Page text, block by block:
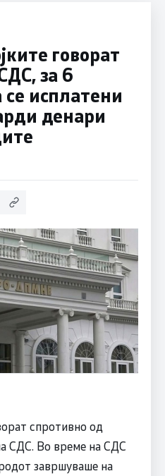
говорат
за 6
исплатени
денари
спротивно од
СДС. Во време на СДС
завршуваше на